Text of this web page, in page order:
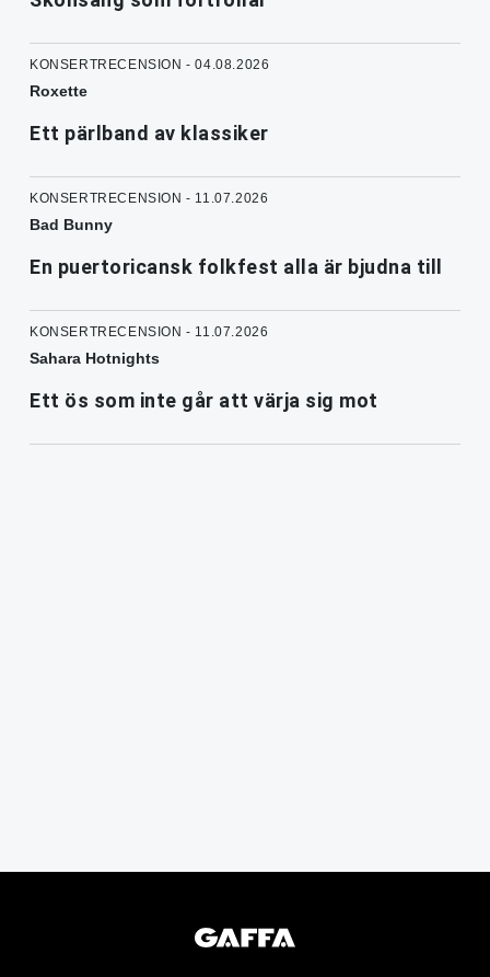
KONSERTRECENSION - 04.08.2026
Roxette
Ett pärlband av klassiker
KONSERTRECENSION - 11.07.2026
Bad Bunny
En puertoricansk folkfest alla är bjudna till
KONSERTRECENSION - 11.07.2026
Sahara Hotnights
Ett ös som inte går att värja sig mot